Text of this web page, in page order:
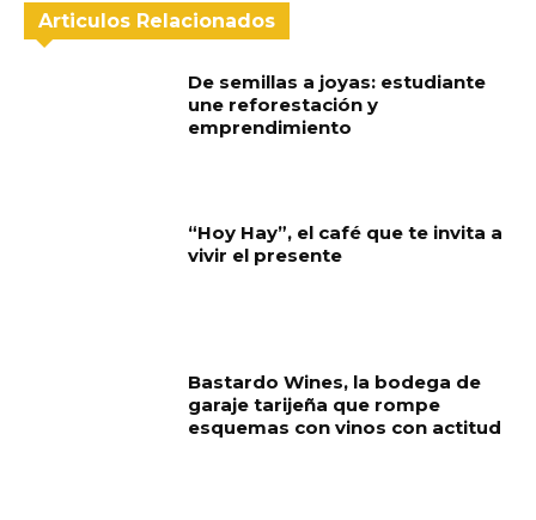
Articulos Relacionados
De semillas a joyas: estudiante
une reforestación y
emprendimiento
“Hoy Hay”, el café que te invita a
vivir el presente
Bastardo Wines, la bodega de
garaje tarijeña que rompe
esquemas con vinos con actitud